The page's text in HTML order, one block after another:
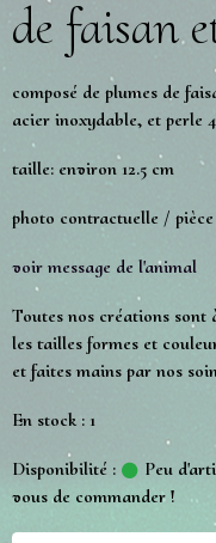
de faisan
composé de plumes de
acier inoxydable, et perle
taille: environ 12.5 cm
photo contractuelle /
voir message de l'animal
Toutes nos créations
les tailles formes et
et faites mains par nos
En stock : 1
Disponibilité :
Peu
vous de commander !